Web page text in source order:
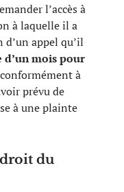
l’accès à
à laquelle il a
appel qu’il
d’un mois pour
à
prévu de
à une plainte
du